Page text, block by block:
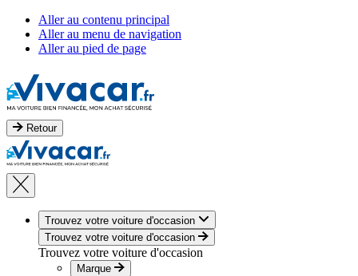
Aller au contenu principal
Aller au menu de navigation
Aller au pied de page
Retour
Trouvez votre voiture d'occasion
Trouvez votre voiture d'occasion
Trouvez votre voiture d'occasion
Marque